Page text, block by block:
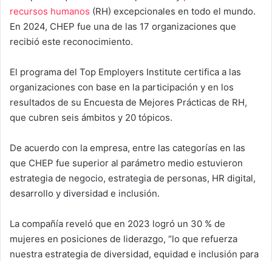
recursos humanos (RH) excepcionales en todo el mundo.
En 2024, CHEP fue una de las 17 organizaciones que
recibió este reconocimiento.
El programa del Top Employers Institute certifica a las
organizaciones con base en la participación y en los
resultados de su Encuesta de Mejores Prácticas de RH,
que cubren seis ámbitos y 20 tópicos.
De acuerdo con la empresa, entre las categorías en las
que CHEP fue superior al parámetro medio estuvieron
estrategia de negocio, estrategia de personas, HR digital,
desarrollo y diversidad e inclusión.
La compañía reveló que en 2023 logró un 30 % de
mujeres en posiciones de liderazgo, “lo que refuerza
nuestra estrategia de diversidad, equidad e inclusión para